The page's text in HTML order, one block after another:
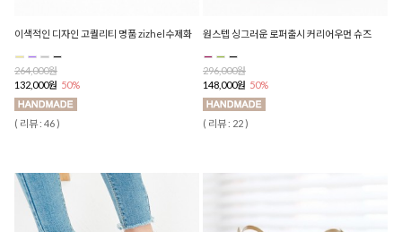
이색적인 디자인 고퀄리티 명품 zizhel수제화
264,000원
132,000원 50%
( 리뷰 : 46 )
원스텝 싱그러운 로퍼출시 커리어우먼 슈즈
296,000원
148,000원 50%
( 리뷰 : 22 )